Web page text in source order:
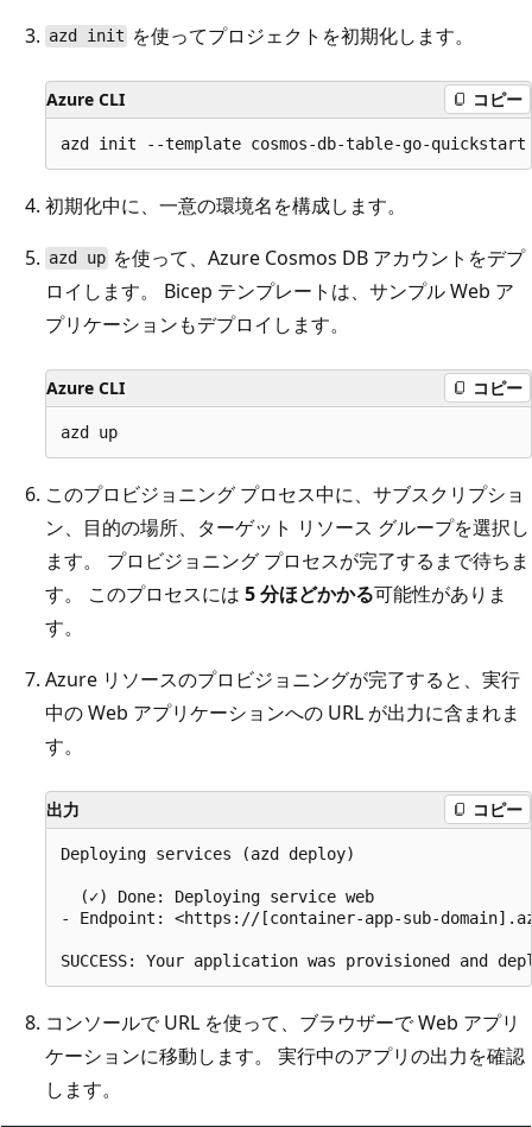
azd init を使ってプロジェクトを初期化します。
Azure CLI コピー
初期化中に、一意の環境名を構成します。
azd up を使って、Azure Cosmos DB アカウントをデプ
ロイします。 Bicep テンプレートは、サンプル Web ア
プリケーションもデプロイします。
Azure CLI コピー
このプロビジョニング プロセス中に、サブスクリプショ
ン、目的の場所、ターゲット リソース グループを選択し
ます。 プロビジョニング プロセスが完了するまで待ちま
す。 このプロセスには 5 分ほどかかる可能性がありま
す。
Azure リソースのプロビジョニングが完了すると、実行
中の Web アプリケーションへの URL が出力に含まれま
す。
出力 コピー
Deploying services (azd deploy)
  (✓) Done: Deploying service web
- Endpoint: <https://[container-app-sub-
コンソールで URL を使って、ブラウザーで Web アプリ
ケーションに移動します。 実行中のアプリの出力を確認
します。